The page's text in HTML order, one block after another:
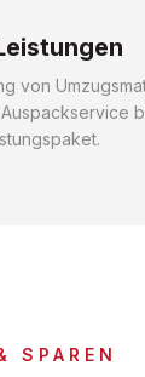
von
SPAREN